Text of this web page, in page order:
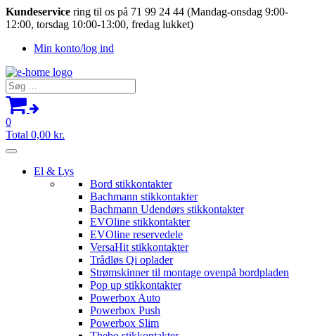
Kundeservice ring til os på 71 99 24 44 (Mandag-onsdag 9:00-
12:00, torsdag 10:00-13:00, fredag lukket)
Min konto/log ind
Søg
efter:
0
Total 0,00 kr.
El & Lys
Bord stikkontakter
Bachmann stikkontakter
Bachmann Udendørs stikkontakter
EVOline stikkontakter
EVOline reservedele
VersaHit stikkontakter
Trådløs Qi oplader
Strømskinner til montage ovenpå bordpladen
Pop up stikkontakter
Powerbox Auto
Powerbox Push
Powerbox Slim